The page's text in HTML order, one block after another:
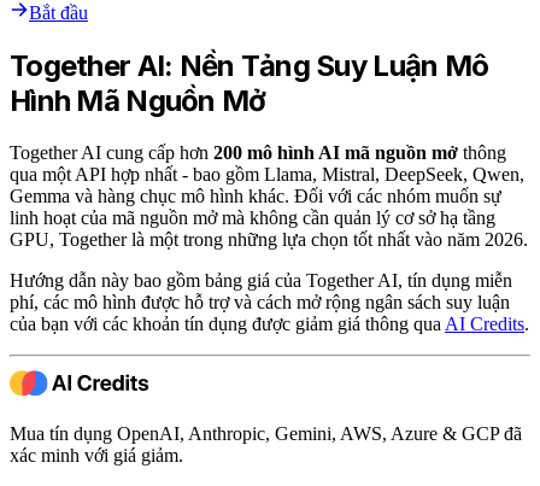
Bắt đầu
Together AI: Nền Tảng Suy Luận Mô
Hình Mã Nguồn Mở
Together AI cung cấp hơn 200 mô hình AI mã nguồn mở thông
qua một API hợp nhất - bao gồm Llama, Mistral, DeepSeek, Qwen,
Gemma và hàng chục mô hình khác. Đối với các nhóm muốn sự
linh hoạt của mã nguồn mở mà không cần quản lý cơ sở hạ tầng
GPU, Together là một trong những lựa chọn tốt nhất vào năm 2026.
Hướng dẫn này bao gồm bảng giá của Together AI, tín dụng miễn
phí, các mô hình được hỗ trợ và cách mở rộng ngân sách suy luận
của bạn với các khoản tín dụng được giảm giá thông qua AI Credits.
Mua tín dụng OpenAI, Anthropic, Gemini, AWS, Azure & GCP đã
xác minh với giá giảm.